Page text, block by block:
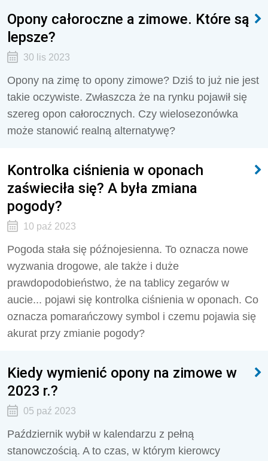
Opony całoroczne a zimowe. Które są
lepsze?
30 lis 2023
Opony na zimę to opony zimowe? Dziś to już nie jest
takie oczywiste. Zwłaszcza że na rynku pojawił się
szereg opon całorocznych. Czy wielosezonówka
może stanowić realną alternatywę?
Kontrolka ciśnienia w oponach
zaświeciła się? A była zmiana
pogody?
10 paź 2023
Pogoda stała się późnojesienna. To oznacza nowe
wyzwania drogowe, ale także i duże
prawdopodobieństwo, że na tablicy zegarów w
aucie... pojawi się kontrolka ciśnienia w oponach. Co
oznacza pomarańczowy symbol i czemu pojawia się
akurat przy zmianie pogody?
Kiedy wymienić opony na zimowe w
2023 r.?
05 paź 2023
Październik wybił w kalendarzu z pełną
stanowczością. A to czas, w którym kierowcy